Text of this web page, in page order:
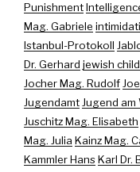
Punishment
Mag. Gabriele
Istanbul-Protokoll
Dr. Gerhard jewish
Jocher Mag. Rudolf
JugendamtJugend am
Juschitz Mag. Elisabeth
Mag. Julia Kainz Mag.
Kammler HansKarl Dr.